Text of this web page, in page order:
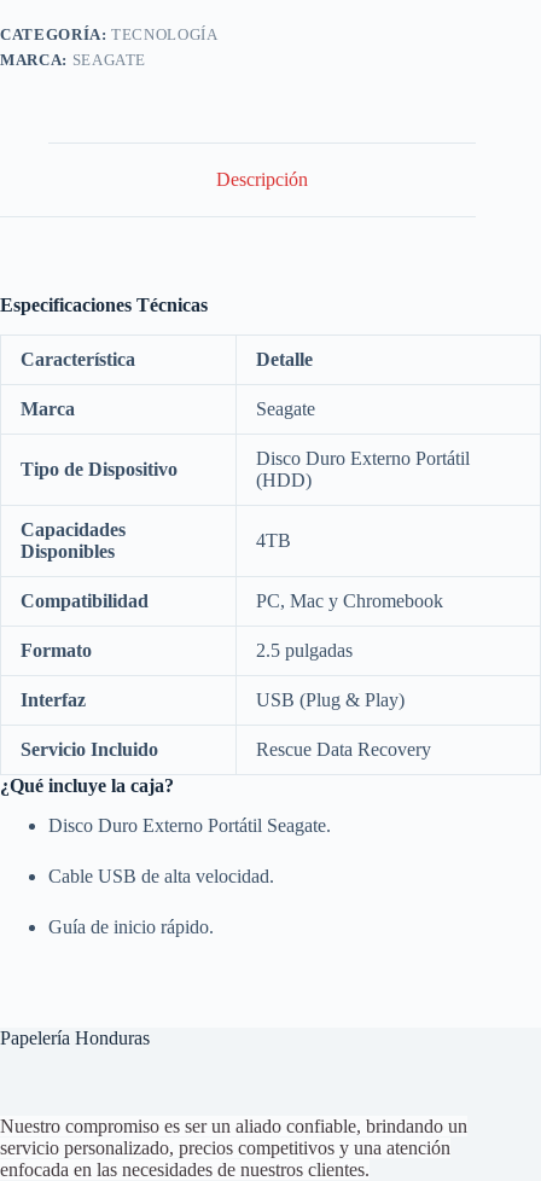
CATEGORÍA:TECNOLOGÍA
MARCA: SEAGATE
Descripción
Especificaciones Técnicas
Característica Detalle
Marca Seagate
Tipo de Dispositivo
Disco Duro Externo Portátil
(HDD)
Capacidades
Disponibles
4TB
Compatibilidad PC, Mac y Chromebook
Formato 2.5 pulgadas
Interfaz USB (Plug & Play)
Servicio Incluido
Rescue Data Recovery
¿Qué incluye la caja?
Disco Duro Externo Portátil Seagate.
Cable USB de alta velocidad.
Guía de inicio rápido.
Papelería Honduras
Nuestro compromiso es ser un aliado confiable, brindando un
servicio personalizado, precios competitivos y una atención
enfocada en las necesidades de nuestros clientes.